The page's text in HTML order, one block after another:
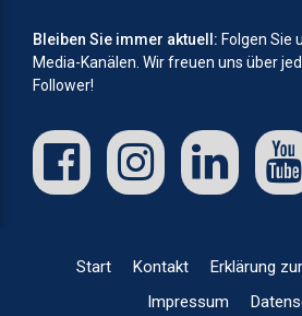
Bleiben Sie immer aktuell: Folgen Sie
Media-Kanälen. Wir freuen uns über
Follower!
Start Kontakt
Erklärung
Impressum